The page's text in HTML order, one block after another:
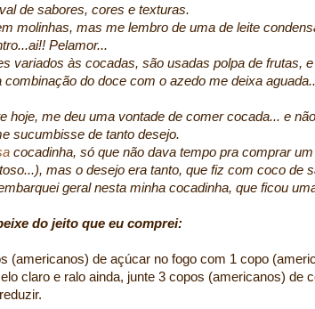
de sabores, cores e texturas.
molinhas, mas me lembro de uma de leite
Pelamor...
variados às cocadas, são usadas polpa de frutas,
do doce com o azedo me deixa
hoje, me deu uma vontade de comer cocada... e
sucumbisse de tanto desejo.
cocadinha, só que não dava tempo pra comprar
mas o desejo era tanto, que fiz com coco de
geral nesta minha cocadinha, que ficou
do jeito que eu comprei:
(americanos) de açúcar no fogo com 1 copo
claro e ralo ainda, junte 3 copos (americanos) de